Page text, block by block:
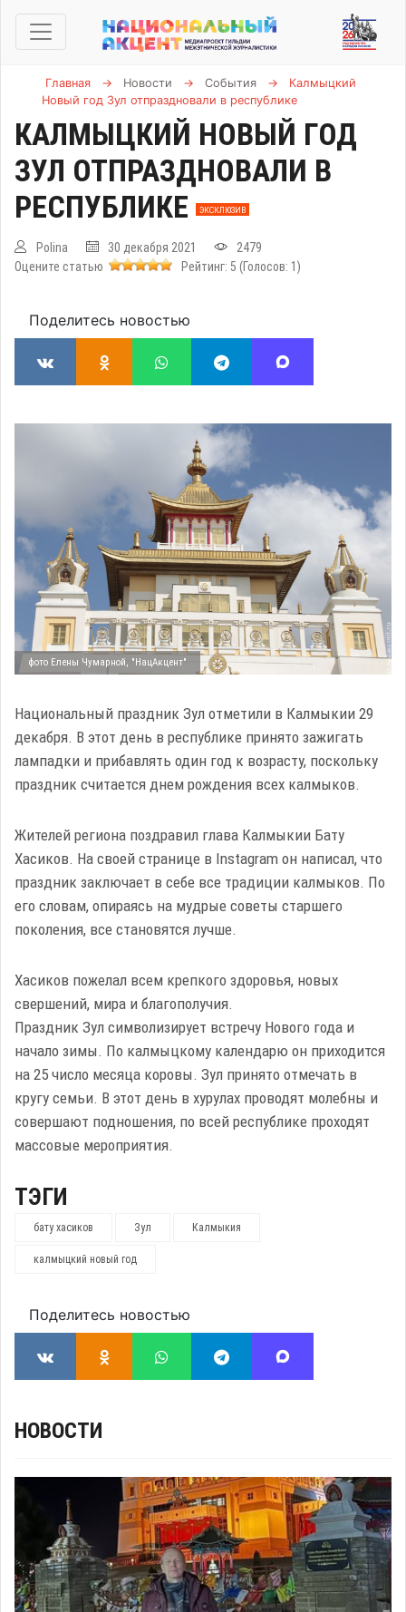
Главная → Новости → События →
Калмыцкий
Новый год Зул отпраздновали в республике
КАЛМЫЦКИЙ НОВЫЙ ГОД
ЗУЛ ОТПРАЗДНОВАЛИ В
РЕСПУБЛИКЕ
ЭКСКЛЮЗИВ
Polina 30 декабря 2021
2479
Оцените статью
Рейтинг: 5 (Голосов: 1 )
Поделитесь новостью
фото Елены Чумарной, "НацАкцент"
Национальный праздник Зул отметили в Калмыкии 29
декабря. В этот день в республике принято зажигать
лампадки и прибавлять один год к возрасту, поскольку
праздник считается днем рождения всех калмыков.
Жителей региона поздравил глава Калмыкии Бату
Хасиков. На своей странице в Instagram он написал, что
праздник заключает в себе все традиции калмыков. По
его словам, опираясь на мудрые советы старшего
поколения, все становятся лучше.
Хасиков пожелал всем крепкого здоровья, новых
свершений, мира и благополучия.
Праздник Зул символизирует встречу Нового года и
начало зимы. По калмыцкому календарю он приходится
на 25 число месяца коровы. Зул принято отмечать в
кругу семьи. В этот день в хурулах проводят молебны и
совершают подношения, по всей республике проходят
массовые мероприятия.
ТЭГИ
бату хасиков Зул Калмыкия
калмыцкий новый год
Поделитесь новостью
НОВОСТИ